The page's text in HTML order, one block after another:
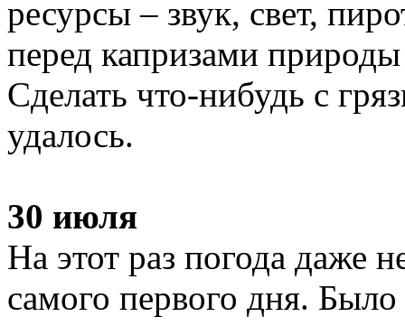
ресурсы – звук, свет,
перед капризами
Сделать что-нибудь с
удалось.
30 июля
На этот раз погода даже
самого первого дня.